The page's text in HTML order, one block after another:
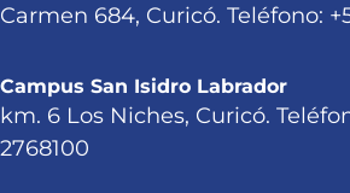
Carmen 684, Curicó. Teléfono:
Campus San Isidro Labrador
km. 6 Los Niches, Curicó.
2768100